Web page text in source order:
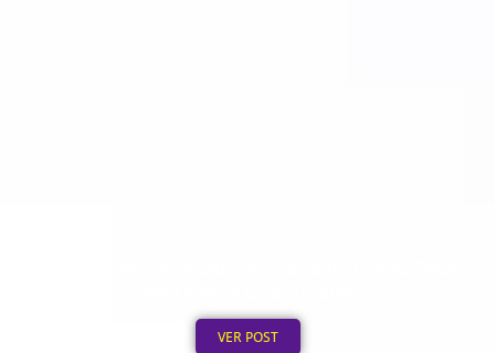
Publicado em: 6 de agosto de 2026
VER POST